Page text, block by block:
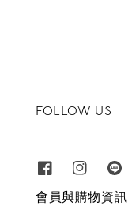
FOLLOW US
會員與購物資訊